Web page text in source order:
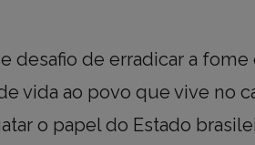
desafio de erradicar a fome
vida ao povo que vive no
o papel do Estado